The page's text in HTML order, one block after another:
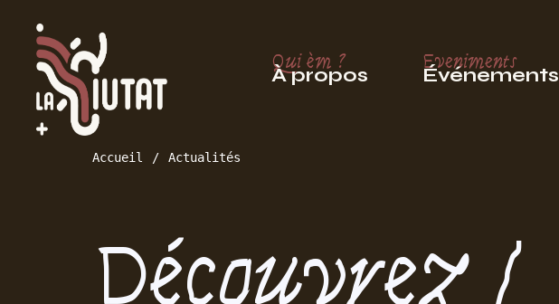
Qui èm ?
À propos
Eveniments
Événements
Accueil Actualités
Découvrez /